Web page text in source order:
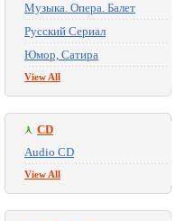
Музыка. Опера. Балет
Русский Сериал
Юмор, Сатира
View All
CD
Audio CD
View All